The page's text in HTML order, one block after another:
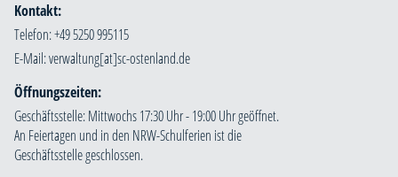
Kontakt:
Telefon: +49 5250 995115
E-Mail:
Öffnungszeiten:
Geschäftsstelle: Mittwochs 17:30 Uhr - 19:00 Uhr geöffnet.
An Feiertagen und in den NRW-Schulferien ist die
Geschäftsstelle geschlossen.